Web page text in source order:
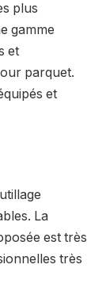
plus
gamme
et
parquet.
et
La
est très
très